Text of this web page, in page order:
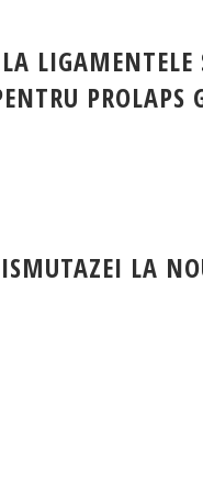
PROLAPS
LA